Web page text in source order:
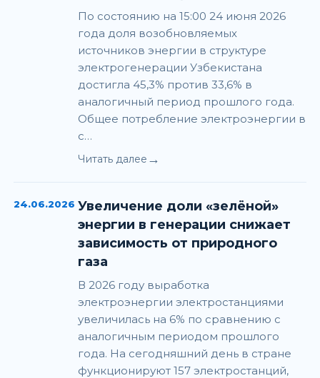
По состоянию на 15:00 24 июня 2026
года доля возобновляемых
источников энергии в структуре
электрогенерации Узбекистана
достигла 45,3% против 33,6% в
аналогичный период прошлого года.
Общее потребление электроэнергии в
с…
Читать далее →
24.06.2026 Увеличение доли «зелёной»
энергии в генерации снижает
зависимость от природного
газа
В 2026 году выработка
электроэнергии электростанциями
увеличилась на 6% по сравнению с
аналогичным периодом прошлого
года. На сегодняшний день в стране
функционируют 157 электростанций,